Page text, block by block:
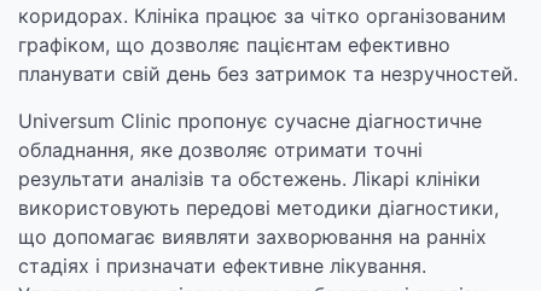
коридорах. Клініка працює за чітко організованим
графіком, що дозволяє пацієнтам ефективно
планувати свій день без затримок та незручностей.
Universum Clinic пропонує сучасне діагностичне
обладнання, яке дозволяє отримати точні
результати аналізів та обстежень. Лікарі клініки
використовують передові методики діагностики,
що допомагає виявляти захворювання на ранніх
стадіях і призначати ефективне лікування.